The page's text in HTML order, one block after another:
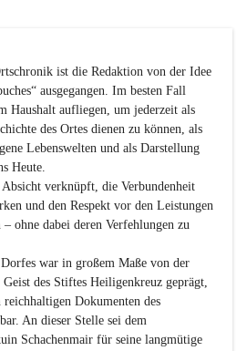
ist die Redaktion von der Idee
ausgegangen. Im besten Fall
Haushalt aufliegen, um jederzeit als
des Ortes dienen zu können, als
Lebenswelten und als Darstellung
Heute.
verknüpft, die Verbundenheit
und den Respekt vor den Leistungen
ohne dabei deren Verfehlungen zu
war in großem Maße von der
des Stiftes Heiligenkreuz geprägt,
reichhaltigen Dokumenten des
An dieser Stelle sei dem
Schachenmair für seine langmütige